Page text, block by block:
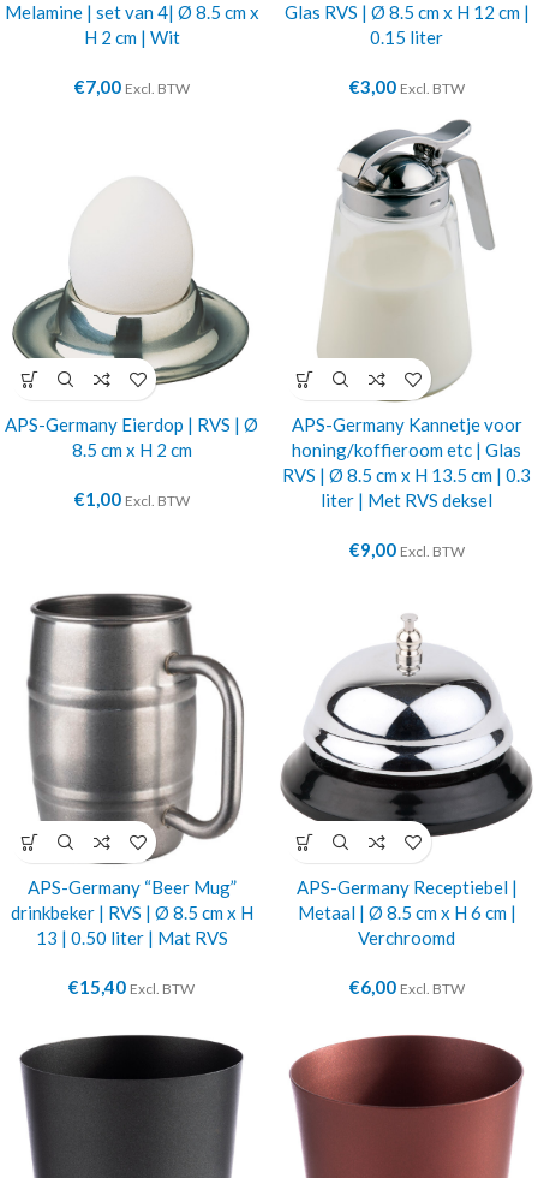
Melamine | set van 4| Ø 8.5 cm x
H 2 cm | Wit
€7,00 Excl. BTW
Glas RVS | Ø 8.5 cm x H 12 cm |
0.15 liter
€3,00 Excl. BTW
APS-Germany Eierdop | RVS | Ø
8.5 cm x H 2 cm
€1,00 Excl. BTW
APS-Germany Kannetje voor
honing/koffieroom etc | Glas
RVS | Ø 8.5 cm x H 13.5 cm | 0.3
liter | Met RVS deksel
€9,00 Excl. BTW
APS-Germany “Beer Mug”
drinkbeker | RVS | Ø 8.5 cm x H
13 | 0.50 liter | Mat RVS
€15,40 Excl. BTW
APS-Germany Receptiebel |
Metaal | Ø 8.5 cm x H 6 cm |
Verchroomd
€6,00 Excl. BTW